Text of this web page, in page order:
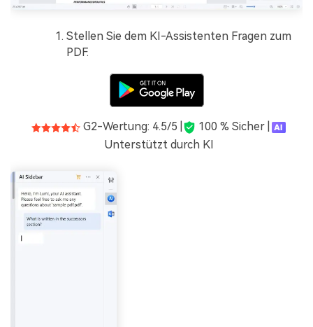
Stellen Sie dem KI-Assistenten Fragen zum
PDF.
G2-Wertung: 4.5/5 |
100 % Sicher |
Unterstützt durch KI